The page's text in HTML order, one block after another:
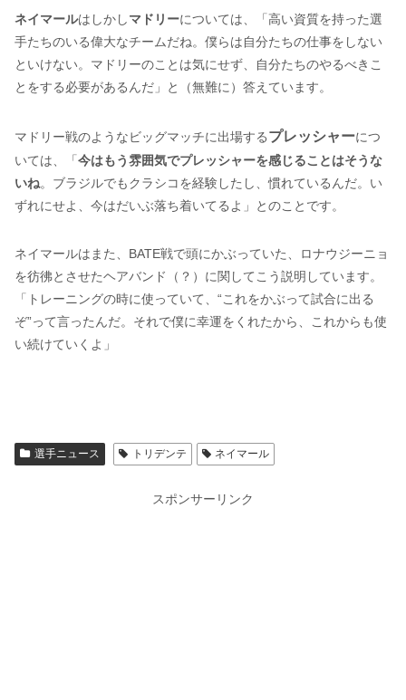
ネイマールはしかしマドリーについては、「高い資質を持った選
手たちのいる偉大なチームだね。僕らは自分たちの仕事をしない
といけない。マドリーのことは気にせず、自分たちのやるべきこ
とをする必要があるんだ」と（無難に）答えています。
マドリー戦のようなビッグマッチに出場するプレッシャーにつ
いては、「 今はもう雰囲気でプレッシャーを感じることはそうな
いね。ブラジルでもクラシコを経験したし、慣れているんだ。い
ずれにせよ、今はだいぶ落ち着いてるよ」とのことです。
ネイマールはまた、BATE戦で頭にかぶっていた、ロナウジーニョ
を彷彿とさせたヘアバンド（？）に関してこう説明しています。
「トレーニングの時に使っていて、“これをかぶって試合に出る
ぞ”って言ったんだ。それで僕に幸運をくれたから、これからも使
い続けていくよ」
選手ニュース トリデンテ ネイマール
スポンサーリンク